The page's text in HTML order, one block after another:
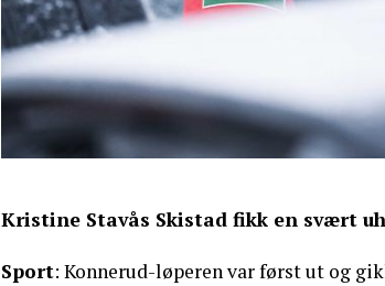
Kristine Stavås Skistad fikk en svært
Sport: Konnerud-løperen var først ut og